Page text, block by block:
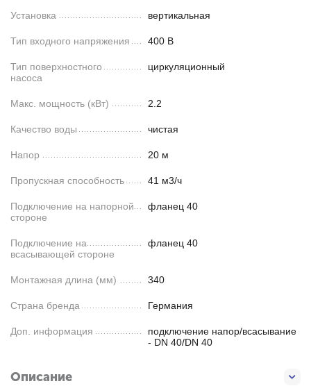
Установка вертикальная
Тип входного напряжения 400 В
Тип поверхностного
насоса
циркуляционный
Макс. мощность (кВт) 2.2
Качество воды чистая
Напор 20 м
Пропускная способность 41 м3/ч
Подключение на напорной
стороне
фланец 40
Подключение на
всасывающей стороне
фланец 40
Монтажная длина (мм) 340
Страна бренда Германия
Доп. информация
подключение напор/всасывание
- DN 40/DN 40
Описание